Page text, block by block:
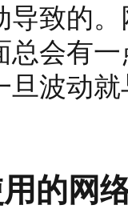
导致的
总会有
旦波动
的网